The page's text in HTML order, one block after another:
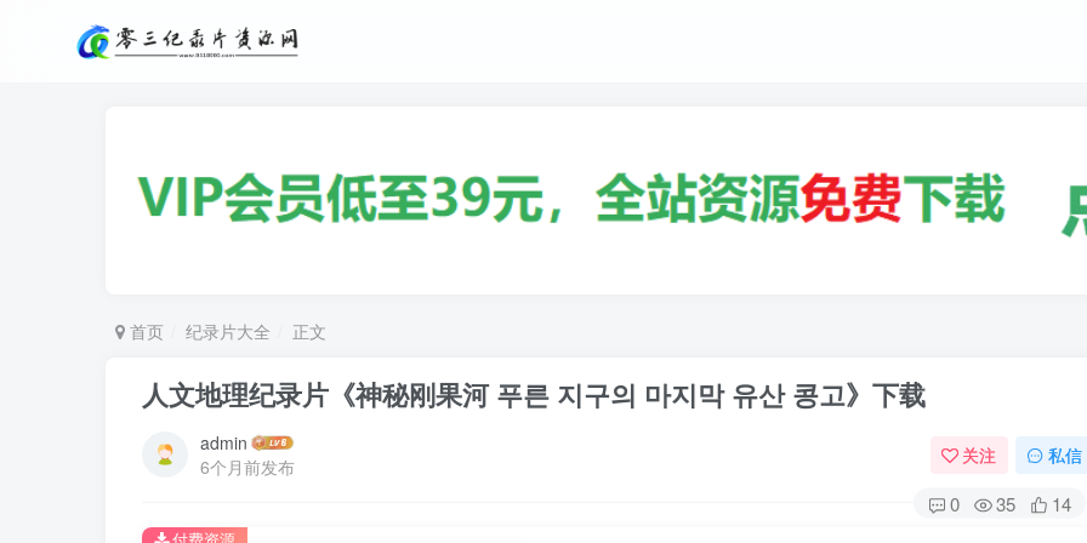
首页 纪录片大全 正文
人文地理纪录片《神秘刚果河 푸른 지구의 마지막 유산 콩고》下载
admin
6个月前发布
关注 私信
0 35 14